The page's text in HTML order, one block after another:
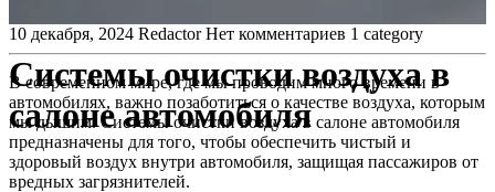
Системы очистки воздуха в
салоне автомобиля
10 декабря, 2024 Redactor Нет комментариев 1 category
В современном мире, где мы проводим много времени в
автомобилях, важно позаботиться о качестве воздуха, которым
мы дышим. Системы очистки воздуха в салоне автомобиля
предназначены для того, чтобы обеспечить чистый и
здоровый воздух внутри автомобиля, защищая пассажиров от
вредных загрязнителей.